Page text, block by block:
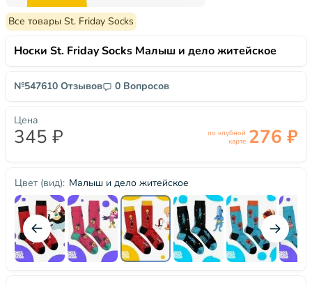
Все товары St. Friday Socks
Носки St. Friday Socks Малыш и дело житейское
№547610 Отзывов 0 Вопросов
Цвет (вид): Малыш и дело житейское
Цена
345 ₽
по клубной
карте 276 ₽